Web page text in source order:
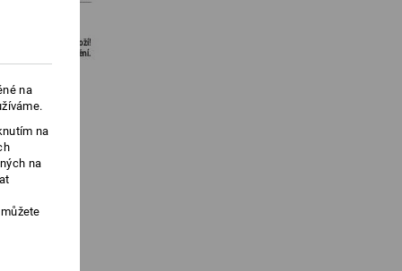
na
na
na